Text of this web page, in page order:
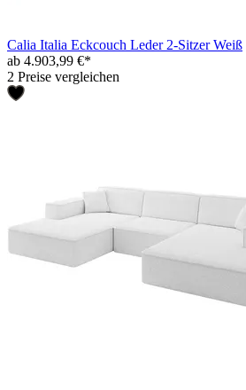
Calia Italia Eckcouch Leder 2-Sitzer Weiß
ab 4.903,99 €*
2 Preise vergleichen